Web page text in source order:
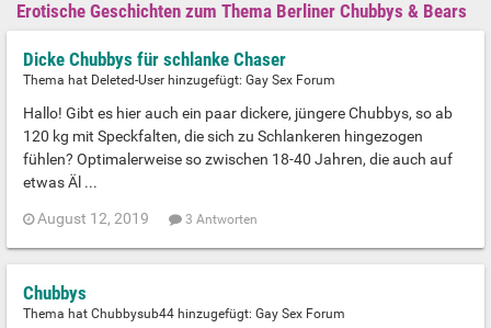
Erotische Geschichten zum Thema Berliner Chubbys & Bears
Dicke Chubbys für schlanke Chaser
Thema hat Deleted-User hinzugefügt: Gay Sex Forum
Hallo! Gibt es hier auch ein paar dickere, jüngere Chubbys, so ab
120 kg mit Speckfalten, die sich zu Schlankeren hingezogen
fühlen? Optimalerweise so zwischen 18-40 Jahren, die auch auf
etwas Äl ...
August 12, 2019 3 Antworten
Chubbys
Thema hat Chubbysub44 hinzugefügt: Gay Sex Forum